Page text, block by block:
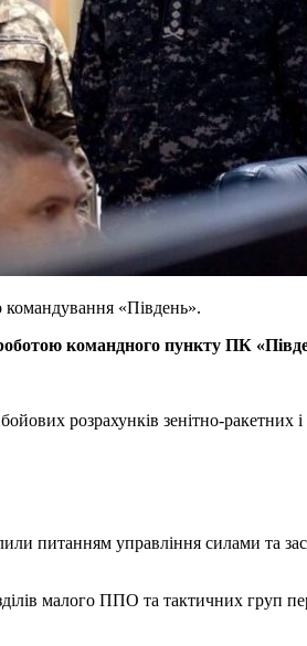
командування «Південь».
командного пункту ПК
розрахунків зенітно-ракетних
питанням управління силами та
малого ППО та тактичних груп